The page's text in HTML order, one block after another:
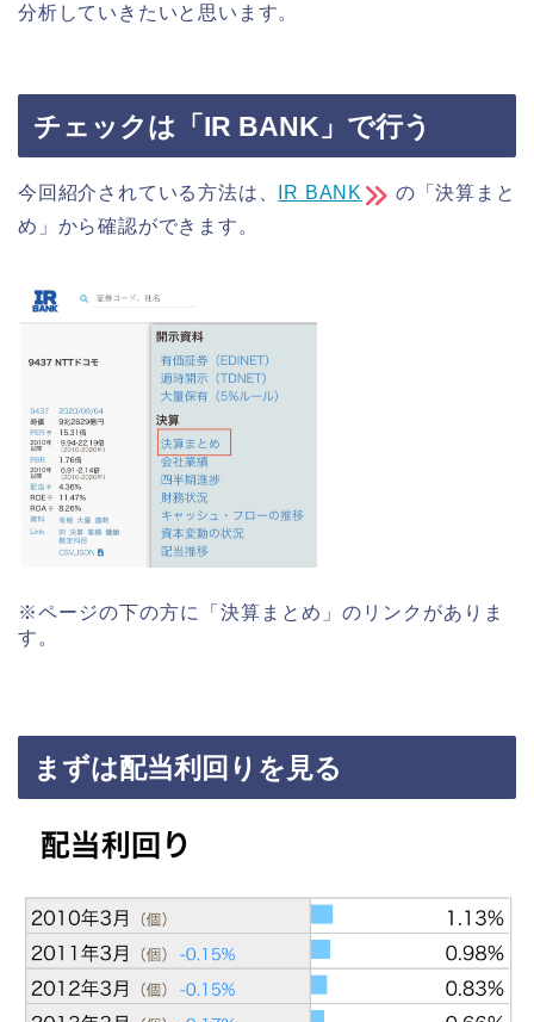
分析していきたいと思います。
チェックは「IR BANK」で行う
今回紹介されている方法は、 IR BANK
の「決算まと
め」から確認ができます。
※ページの下の方に「決算まとめ」のリンクがありま
す。
まずは配当利回りを見る